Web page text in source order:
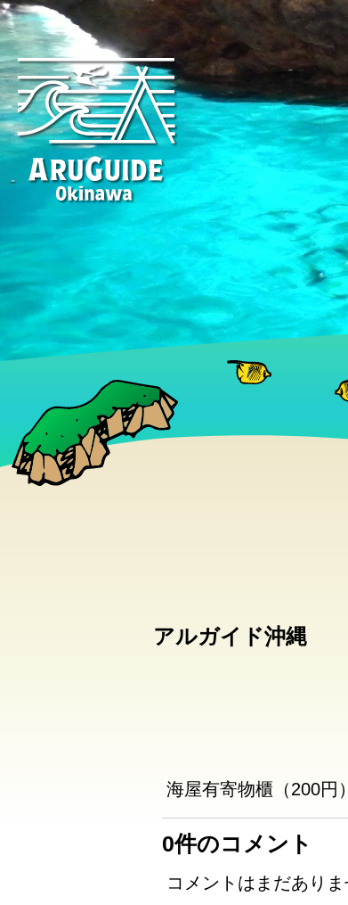
アルガイド沖縄
海屋有寄物櫃（200円
0件のコメント
コメントはまだありま